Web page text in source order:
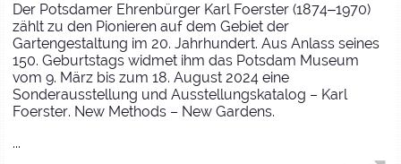
Der Potsdamer Ehrenbürger Karl Foerster (1874‒1970)
zählt zu den Pionieren auf dem Gebiet der
Gartengestaltung im 20. Jahrhundert. Aus Anlass seines
150. Geburtstags widmet ihm das Potsdam Museum
vom 9. März bis zum 18. August 2024 eine
Sonderausstellung und Ausstellungskatalog – Karl
Foerster. New Methods – New Gardens.
...